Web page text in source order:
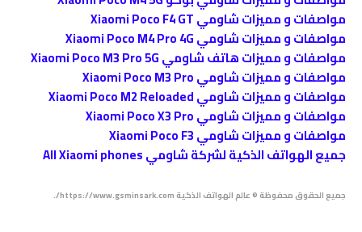
مواصفات و مميزات شاومي Xiaomi Poco F4 GT
مواصفات و مميزات شاومي Xiaomi Poco M4 Pro4G
مواصفات و مميزات هاتف شاومي Xiaomi Poco M3 Pro 5G
مواصفات و مميزات شاومي Xiaomi Poco M3 Pro
مواصفات و مميزات شاومي Xiaomi Poco M2 Reloaded
مواصفات و مميزات شاومي Xiaomi Poco X3 Pro
مواصفات و مميزات شاومي Xiaomi Poco F3
جميع الهواتف الذكية لشركة شاومي All Xiaomi phones
جميع الحقوق محفوظة © عالم الهواتف الذكية https://www.gsminsark.com/.